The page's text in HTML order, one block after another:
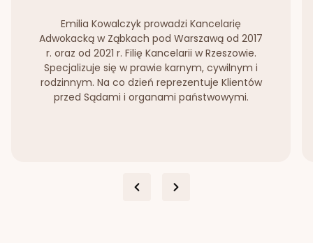
Emilia Kowalczyk prowadzi Kancelarię
Adwokacką w Ząbkach pod Warszawą od 2017
r. oraz od 2021 r. Filię Kancelarii w Rzeszowie.
Specjalizuje się w prawie karnym, cywilnym i
rodzinnym. Na co dzień reprezentuje Klientów
przed Sądami i organami państwowymi.